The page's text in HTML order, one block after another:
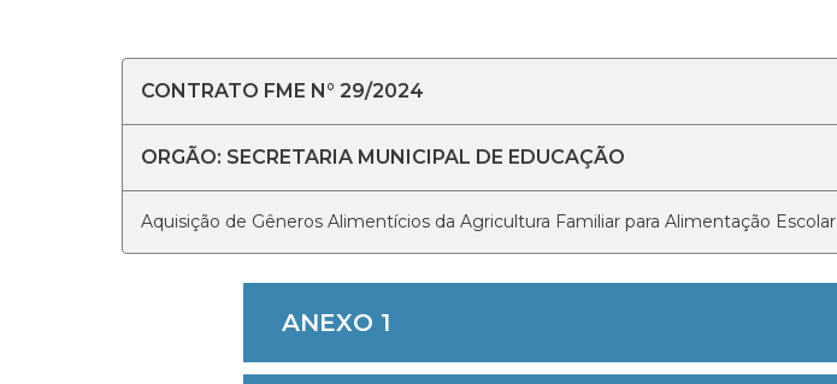
CONTRATO FME N° 29/2024
ORGÃO: SECRETARIA MUNICIPAL DE EDUCAÇÃO
Aquisição de Gêneros Alimentícios da Agricultura Familiar para Alimentação Escolar
ANEXO 1